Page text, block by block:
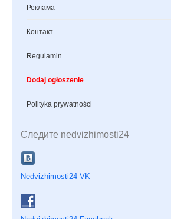
Реклама
Контакт
Regulamin
Dodaj ogłoszenie
Polityka prywatności
Следите nedvizhimosti24
Nedvizhimosti24 VK